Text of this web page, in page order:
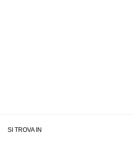
SI TROVA IN